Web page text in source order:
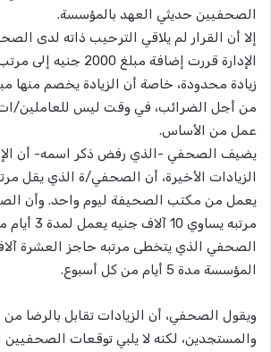
الصحفيين حديثي العهد بالمؤسسة.
إلا أن القرار لم يلاقي الترحيب ذاته لدى
الإدارة قررت إضافة مبلغ
زيادة محدودة، خاصة أن الزيادة يخصم منها
من أجل الضرائب، في وقت ليس للعاملين/
عمل من الأساس.
يضيف الصحفي -الذي رفض ذكر اسمه- أن
يعمل من مكتب الصحيفة ليوم واحد. وأن
مرتبه يساوي
الصحفي الذي يتخطى مرتبه حاجز العشرة
المؤسسة مدة 5 أيام من كل أسبوع.
ويقول الصحفي، أن الزيادات تقابل بالرضا
والمستجدين، لكنه لا يلبي توقعات